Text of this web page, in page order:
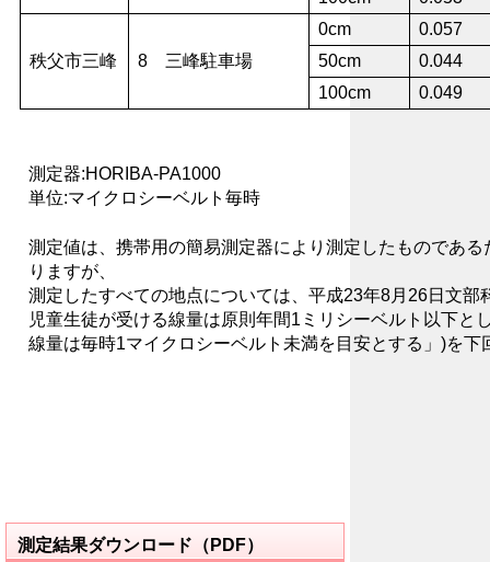
秩父市三峰 8 三峰駐車場
0cm
0.057
50cm
0.044
100cm
0.049
測定器:HORIBA-PA1000
単位:マイクロシーベルト毎時
測定値は、携帯用の簡易測定器により測定したものであ
りますが、
測定したすべての地点については、平成23年8月26日文部
児童生徒が受ける線量は原則年間1ミリシーベルト以下と
線量は毎時1マイクロシーベルト未満を目安とする」)を下
測定結果ダウンロード（PDF）